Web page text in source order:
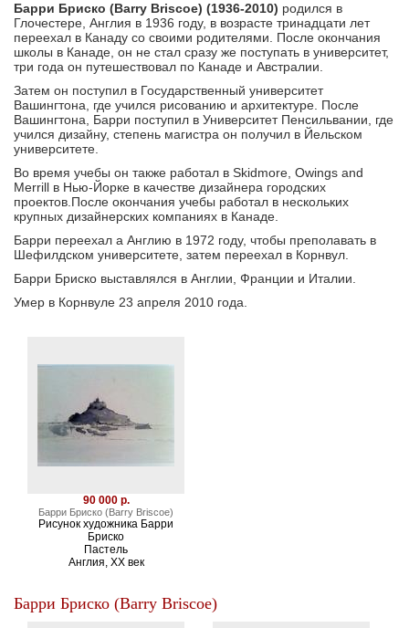
Барри Бриско (Barry Briscoe) (1936-2010) родился в
Глочестере, Англия в 1936 году, в возрасте тринадцати лет
переехал в Канаду со своими родителями. После окончания
школы в Канаде, он не стал сразу же поступать в университет,
три года он путешествовал по Канаде и Австралии.
Затем он поступил в Государственный университет
Вашингтона, где учился рисованию и архитектуре. После
Вашингтона, Барри поступил в Университет Пенсильвании, где
учился дизайну, степень магистра он получил в Йельском
университете.
Во время учебы он также работал в Skidmore, Owings and
Merrill в Нью-Йорке в качестве дизайнера городских
проектов.После окончания учебы работал в нескольких
крупных дизайнерских компаниях в Канаде.
Барри переехал а Англию в 1972 году, чтобы преполавать в
Шефилдском университете, затем переехал в Корнвул.
Барри Бриско выставлялся в Англии, Франции и Италии.
Умер в Корнвуле 23 апреля 2010 года.
90 000 р.
Барри Бриско (Barry Briscoe)
Рисунок художника Барри
Бриско
Пастель
Англия, XX век
Барри Бриско (Barry Briscoe)